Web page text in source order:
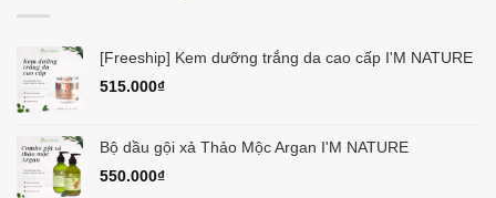
[Freeship] Kem dưỡng trắng da cao cấp I'M NATURE
515.000₫
Bộ dầu gội xả Thảo Mộc Argan I'M NATURE
550.000₫